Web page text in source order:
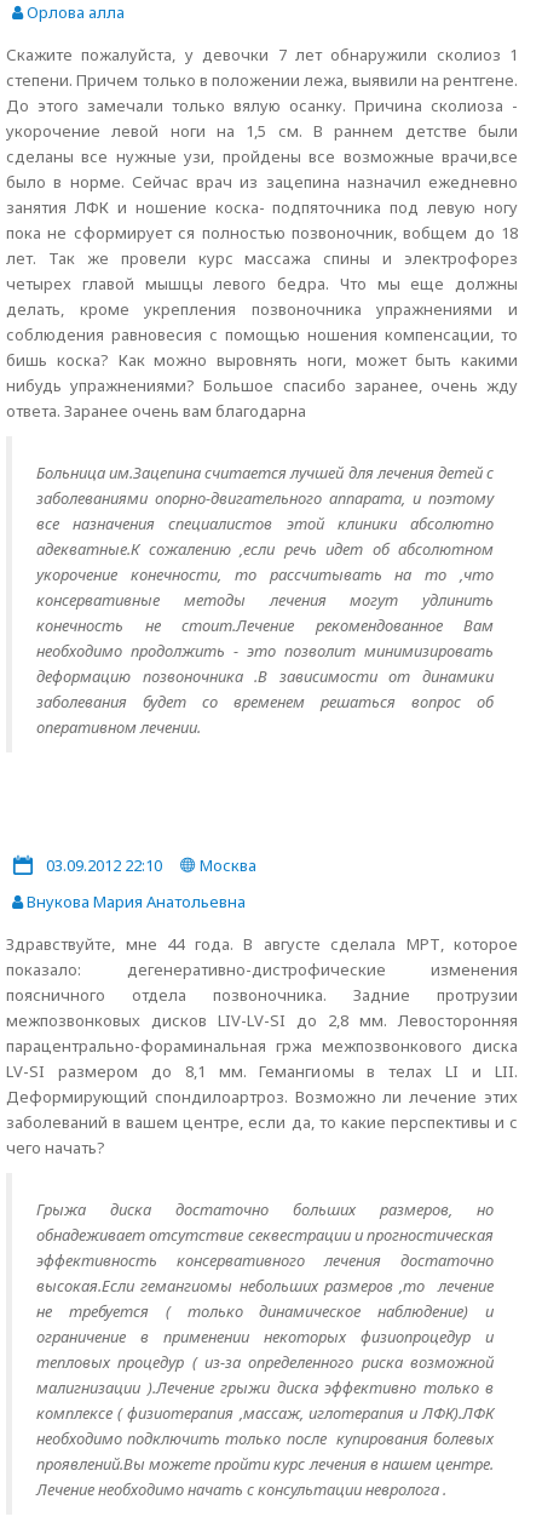
Орлова алла
Скажите пожалуйста, у девочки 7 лет обнаружили сколиоз 1
степени. Причем только в положении лежа, выявили на рентгене.
До этого замечали только вялую осанку. Причина сколиоза -
укорочение левой ноги на 1,5 см. В раннем детстве были
сделаны все нужные узи, пройдены все возможные врачи,все
было в норме. Сейчас врач из зацепина назначил ежедневно
занятия ЛФК и ношение коска- подпяточника под левую ногу
пока не сформирует ся полностью позвоночник, вобщем до 18
лет. Так же провели курс массажа спины и электрофорез
четырех главой мышцы левого бедра. Что мы еще должны
делать, кроме укрепления позвоночника упражнениями и
соблюдения равновесия с помощью ношения компенсации, то
бишь коска? Как можно выровнять ноги, может быть какими
нибудь упражнениями? Большое спасибо заранее, очень жду
ответа. Заранее очень вам благодарна
Больница им.Зацепина считается лучшей для лечения детей с
заболеваниями опорно-двигательного аппарата, и поэтому
все назначения специалистов этой клиники абсолютно
адекватные.К сожалению ,если речь идет об абсолютном
укорочение конечности, то рассчитывать на то ,что
консервативные методы лечения могут удлинить
конечность не стоит.Лечение рекомендованное Вам
необходимо продолжить - это позволит минимизировать
деформацию позвоночника .В зависимости от динамики
заболевания будет со временем решаться вопрос об
оперативном лечении.
03.09.2012 22:10
Москва
Внукова Мария Анатольевна
Здравствуйте, мне 44 года. В августе сделала МРТ, которое
показало: дегенеративно-дистрофические изменения
поясничного отдела позвоночника. Задние протрузии
межпозвонковых дисков LIV-LV-SI до 2,8 мм. Левосторонняя
парацентрально-фораминальная гржа межпозвонкового диска
LV-SI размером до 8,1 мм. Гемангиомы в телах LI и LII.
Деформирующий спондилоартроз. Возможно ли лечение этих
заболеваний в вашем центре, если да, то какие перспективы и с
чего начать?
Грыжа диска достаточно больших размеров, но
обнадеживает отсутствие секвестрации и прогностическая
эффективность консервативного лечения достаточно
высокая.Если гемангиомы небольших размеров ,то лечение
не требуется ( только динамическое наблюдение) и
ограничение в применении некоторых физиопроцедур и
тепловых процедур ( из-за определенного риска возможной
малигнизации ).Лечение грыжи диска эффективно только в
комплексе ( физиотерапия ,массаж, иглотерапия и ЛФК).ЛФК
необходимо подключить только после купирования болевых
проявлений.Вы можете пройти курс лечения в нашем центре.
Лечение необходимо начать с консультации невролога .